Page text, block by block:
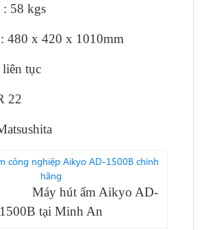
58 kgs
480 x 420 x 1010mm
tục
22
ẩm Aikyo AD-
1500B tại Minh An